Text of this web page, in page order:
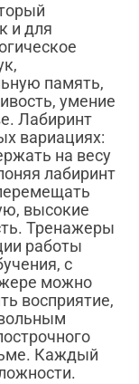
и для
память,
умение
Лабиринт
вариациях:
на весу
лабиринт
высокие
Тренажеры
работы
с
можно
восприятие,
Каждый